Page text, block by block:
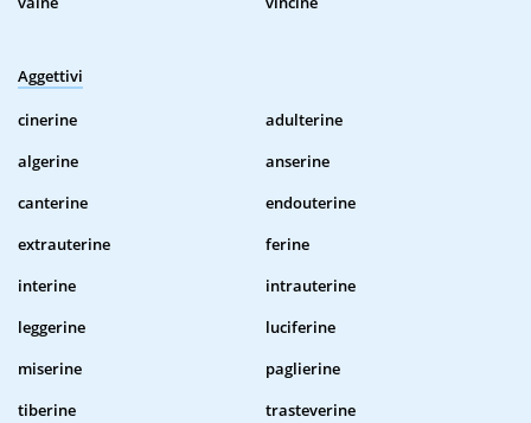
Aggettivi
cinerine
adulterine
algerine
anserine
canterine
endouterine
extrauterine
ferine
interine
intrauterine
leggerine
luciferine
miserine
paglierine
tiberine
trasteverine